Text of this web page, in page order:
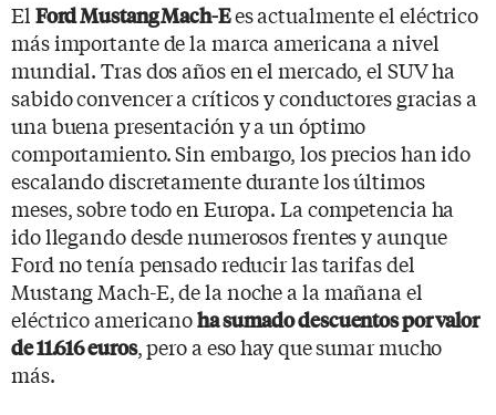
El Ford Mustang Mach-Ees actualmente el eléctrico
más importante de la marca americana a nivel
mundial. Tras dos años en el mercado, el SUV ha
sabido convencer a críticos y conductores gracias a
una buena presentación y a un óptimo
comportamiento. Sin embargo, los precios han ido
escalando discretamente durante los últimos
meses, sobre todo en Europa. La competencia ha
ido llegando desde numerosos frentes y aunque
Ford no tenía pensado reducir las tarifas del
Mustang Mach-E, de la noche a la mañana el
eléctrico americanoha sumado descuentos por valor
de 11.616 euros, pero a eso hay que sumar mucho
más.